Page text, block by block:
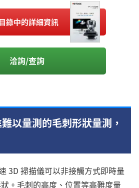
錄中的詳細資訊
洽詢/查詢
以量測的毛刺形狀量測，
3D 掃描儀可以非接觸方式即時量
。毛刺的高度、位置等高難度量